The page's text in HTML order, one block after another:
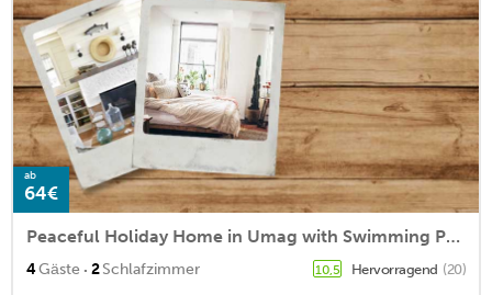
ab
64€
Peaceful Holiday Home in Umag with Swimming Pool
4Gäste · 2Schlafzimmer 10,5 Hervorragend (20)